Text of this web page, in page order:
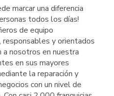
marcar una diferencia
todos los días!
de equipo
y orientados
a nosotros en nuestra
en sus mayores
la reparación y
con un nivel de